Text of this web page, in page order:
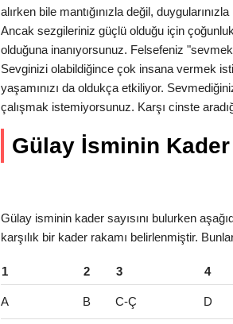
alırken bile mantığınızla değil,
Ancak sezgileriniz güçlü olduğu için
olduğuna inanıyorsunuz. Felsefeniz
Sevginizi olabildiğince çok insana vermek
yaşamınızı da oldukça etkiliyor.
çalışmak istemiyorsunuz. Karşı cinste
Gülay İsminin
Gülay isminin kader sayısını bulurken
karşılık bir kader rakamı belirlenmiştir.
1 2 3 4
A B C-Ç D